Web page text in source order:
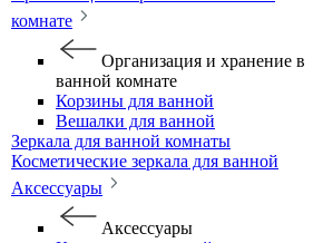
комнате
Организация и хранение в
ванной комнате
Корзины для ванной
Вешалки для ванной
Зеркала для ванной комнаты
Косметические зеркала для ванной
Аксессуары
Аксессуары